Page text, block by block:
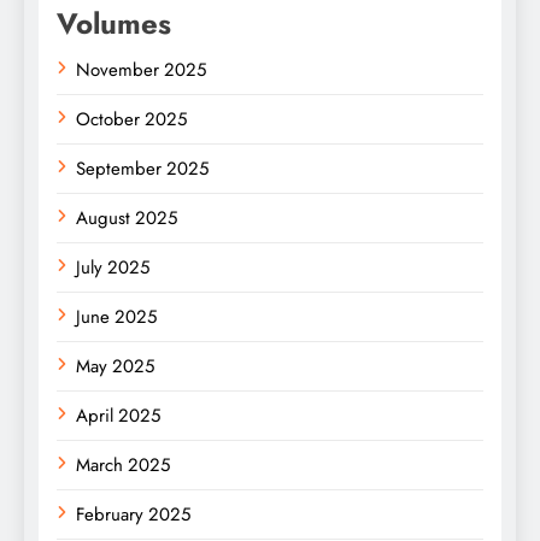
Volumes
November 2025
October 2025
September 2025
August 2025
July 2025
June 2025
May 2025
April 2025
March 2025
February 2025